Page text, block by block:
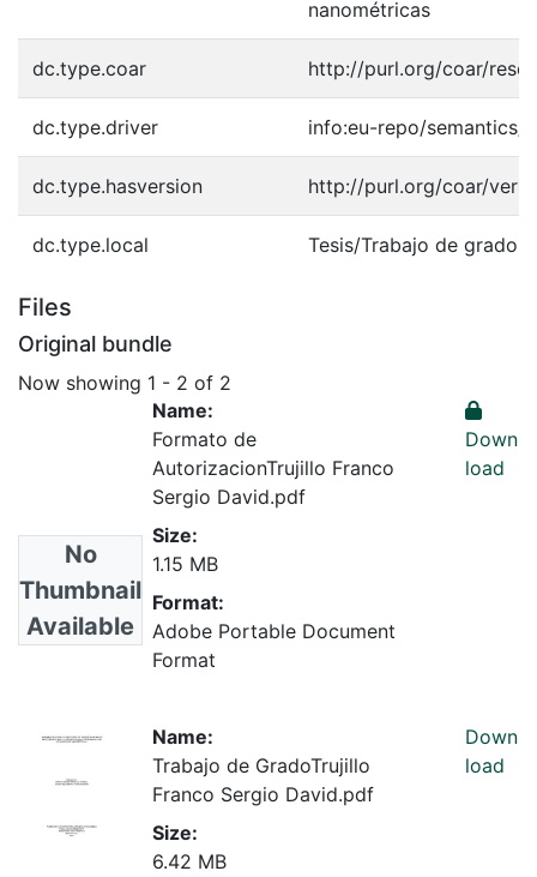
nanométricas
dc.type.coar http://purl.org/coar/
dc.type.driver info:eu-repo/semantics/
dc.type.hasversion http://purl.org/coar/
dc.type.local Tesis/Trabajo de grado
Files
Original bundle
Now showing 1 - 2 of 2
No
Thumbnail
Available
Name:
Formato de
AutorizacionTrujillo Franco
Sergio David.pdf
Size:
1.15 MB
Format:
Adobe Portable Document
Format
Down
load
Name:
Trabajo de GradoTrujillo
Franco Sergio David.pdf
Size:
6.42 MB
Down
load